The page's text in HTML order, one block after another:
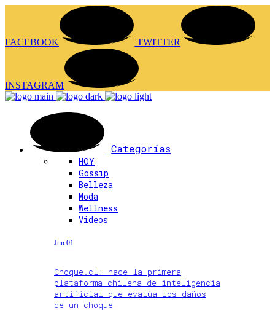
FACEBOOK TWITTER
INSTAGRAM
Categorías
HOY
Gossip
Belleza
Moda
Wellness
Videos
Jun 01
Choque.cl: nace la primera
plataforma chilena de inteligencia
artificial que evalúa los daños
de un choque